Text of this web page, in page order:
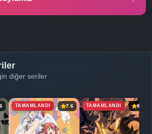
diğer seriler
TAMAMLANDI 7.6 TAMAMLANDI 8.9